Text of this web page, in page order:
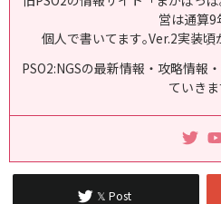
営は通算9
個人で書いてます｡Ver.2実装頃
PSO2:NGSの最新情報・攻略情報
ていきま
𝕏 Post